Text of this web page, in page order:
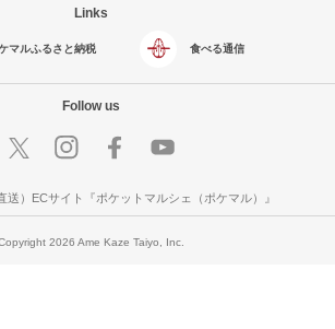
Links
マルふるさと納税 食べる通信
Follow us
送）ECサイト『ポケットマルシェ（ポケマル）』
2026 Ame Kaze Taiyo, Inc.